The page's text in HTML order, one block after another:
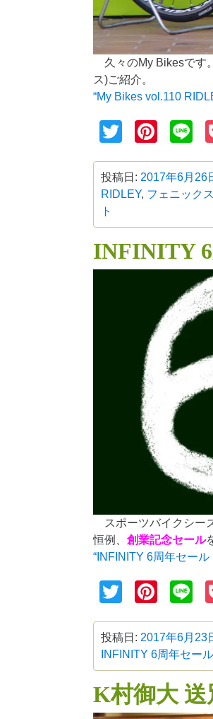
久々のMy Bikesです
ス)ご紹介。
“My Bikes vol.110
Twitter
投稿日: 2017年6月26
RIDLEY, フェニックス
ト
INFINITY 6
スポーツバイクシー
恒例、 創業記念セール
“INFINITY 6周年セール
Twitter
投稿日: 2017年6月23
INFINITY 6周年セー
K村御大 送